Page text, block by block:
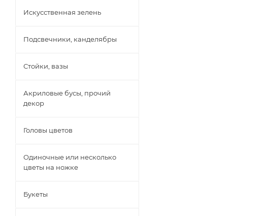
Искусственная зелень
Подсвечники, канделябры
Стойки, вазы
Акриловые бусы, прочий
декор
Головы цветов
Одиночные или несколько
цветы на ножке
Букеты